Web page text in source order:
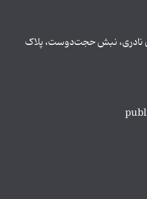
نادری، نبش حجت‌دوست، پلاک